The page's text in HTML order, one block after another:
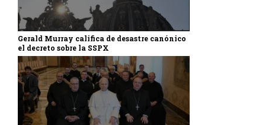
Gerald Murray califica de desastre canónico
el decreto sobre la SSPX